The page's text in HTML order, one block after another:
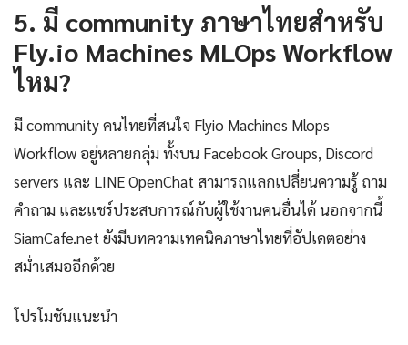
5. มี community ภาษาไทยสำหรับ
Fly.io Machines MLOps Workflow
ไหม?
มี community คนไทยที่สนใจ Flyio Machines Mlops
Workflow อยู่หลายกลุ่ม ทั้งบน Facebook Groups, Discord
servers และ LINE OpenChat สามารถแลกเปลี่ยนความรู้ ถาม
คำถาม และแชร์ประสบการณ์กับผู้ใช้งานคนอื่นได้ นอกจากนี้
SiamCafe.net ยังมีบทความเทคนิคภาษาไทยที่อัปเดตอย่าง
สม่ำเสมออีกด้วย
โปรโมชันแนะนำ